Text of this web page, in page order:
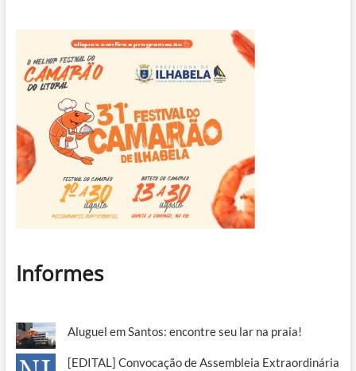
Informes
Aluguel em Santos: encontre seu lar na praia!
[EDITAL] Convocação de Assembleia Extraordinária